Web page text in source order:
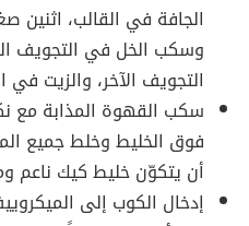
الجافة في القالب، اثنين
وسكب الخل في التجويف
التجويف الآخر، والزيت في
سكب القهوة المذابة مع
فوق الخليط وخلط جميع
أن يتكوّن خليط كيك ناعم
إدخال الكوب إلى